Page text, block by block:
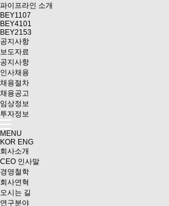
파이프라인 소개
BEY1107
BEY4101
BEY2153
공지사항
보도자료
공지사항
인사채용
채용절차
채용공고
임상정보
투자정보
MENU
KOR ENG
회사소개
CEO 인사말
경영철학
회사연혁
오시는 길
연구분야